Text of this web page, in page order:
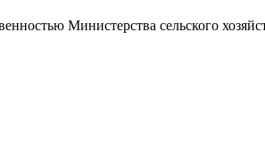
Министерства сельского